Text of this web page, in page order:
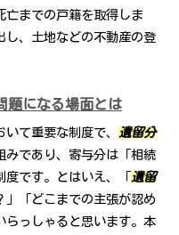
亡までの戸籍を取得しま
し、土地などの不動産の登
題になる場面とは
て重要な制度で、 遺留分
みであり、寄与分は「相続
度です。とはいえ、「 遺留
」「どこまでの主張が認め
らっしゃると思います。本